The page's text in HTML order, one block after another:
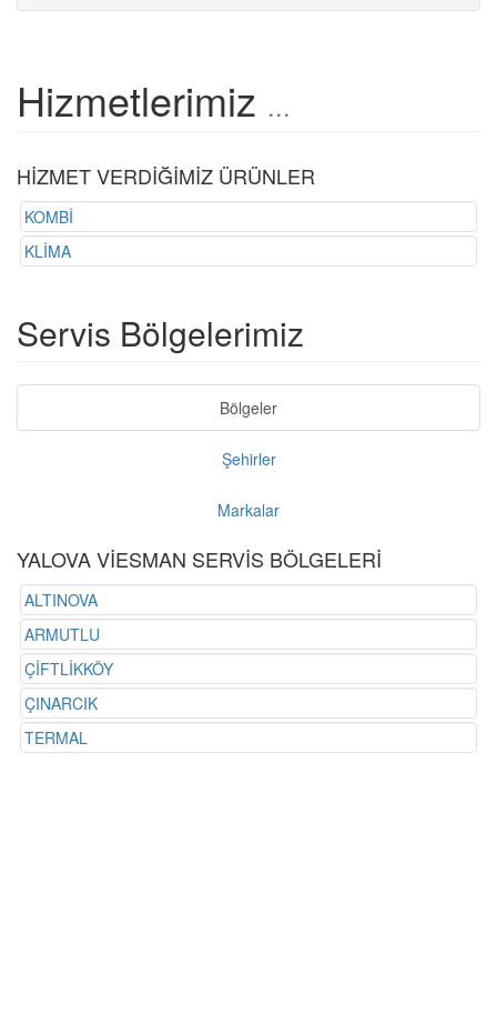
Hizmetlerimiz ...
HİZMET VERDİĞİMİZ ÜRÜNLER
KOMBİ
KLİMA
Servis Bölgelerimiz
Bölgeler
Şehirler
Markalar
YALOVA VİESMAN SERVİS BÖLGELERİ
ALTINOVA
ARMUTLU
ÇİFTLİKKÖY
ÇINARCIK
TERMAL